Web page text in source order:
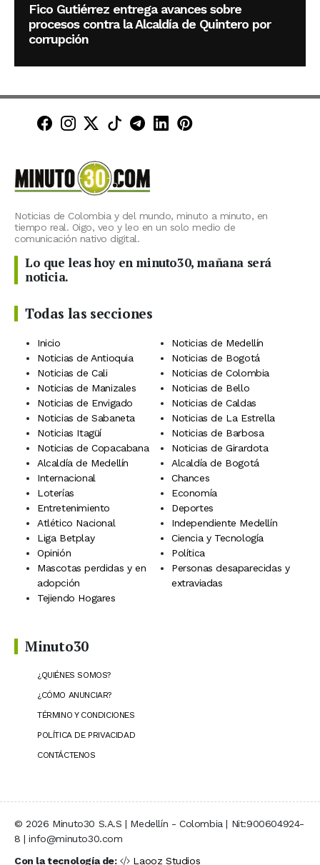
Fico Gutiérrez entrega avances sobre
procesos contra la Alcaldía de Quintero por
corrupción
Minuto30 en Facebook
Minuto30 en Instagram
Minuto30 en X (Twitter)
Minuto30 en TikTok
Canal de Minuto30 en
Minuto30 en LinkedIn
Minuto30 en
Noticias de Colombia y del mundo, minuto a minuto, en
tiempo real. Oigo, veo y leo en un solo medio de
comunicación nativo digital.
Lo que leas hoy en minuto30, mañana será
noticia.
Todas las secciones
Inicio
Noticias de Medellín
Noticias de Antioquia
Noticias de Bogotá
Noticias de Cali
Noticias de Colombia
Noticias de Manizales
Noticias de Bello
Noticias de Envigado
Noticias de Caldas
Noticias de Sabaneta
Noticias de La Estrella
Noticias Itagüí
Noticias de Barbosa
Noticias de Copacabana
Noticias de Girardota
Alcaldía de Medellín
Alcaldía de Bogotá
Internacional
Chances
Loterías
Economía
Entretenimiento
Deportes
Atlético Nacional
Independiente Medellín
Liga Betplay
Ciencia y Tecnología
Opinión
Política
Mascotas perdidas y en
adopción
Personas desaparecidas y
extraviadas
Tejiendo Hogares
Minuto30
¿QUIÉNES SOMOS?
¿CÓMO ANUNCIAR?
TÉRMINO Y CONDICIONES
POLÍTICA DE PRIVACIDAD
CONTÁCTENOS
© 2026 Minuto30 S.A.S | Medellín - Colombia | Nit:900604924-
8 | info@minuto30.com
Con la tecnología de:
Laooz Studios